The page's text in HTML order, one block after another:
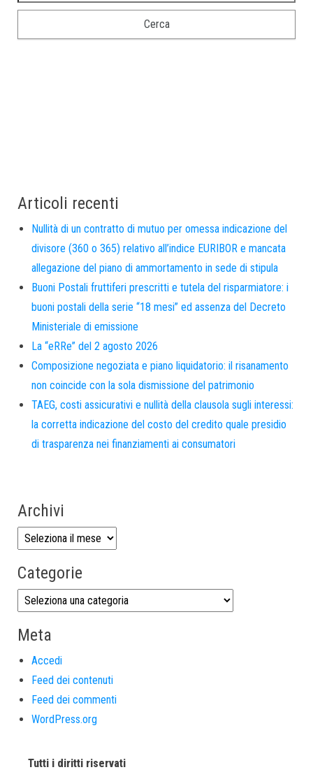
Articoli recenti
Nullità di un contratto di mutuo per omessa indicazione del
divisore (360 o 365) relativo all’indice EURIBOR e mancata
allegazione del piano di ammortamento in sede di stipula
Buoni Postali fruttiferi prescritti e tutela del risparmiatore: i
buoni postali della serie “18 mesi” ed assenza del Decreto
Ministeriale di emissione
La “eRRe” del 2 agosto 2026
Composizione negoziata e piano liquidatorio: il risanamento
non coincide con la sola dismissione del patrimonio
TAEG, costi assicurativi e nullità della clausola sugli interessi:
la corretta indicazione del costo del credito quale presidio
di trasparenza nei finanziamenti ai consumatori
Archivi
Categorie
Meta
Accedi
Feed dei contenuti
Feed dei commenti
WordPress.org
Tutti i diritti riservati